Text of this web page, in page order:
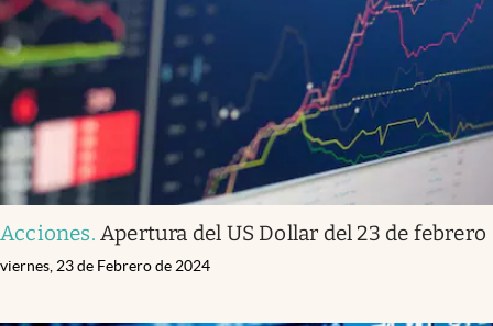
Acciones.Apertura del US Dollar del 23 de febrero
viernes, 23 de Febrero de 2024